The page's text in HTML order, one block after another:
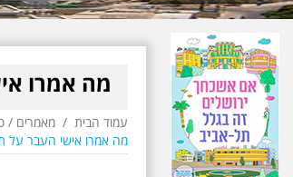
מה אמרו
עמוד הבית / מאמרים /
מה אמרו אישי העבר על